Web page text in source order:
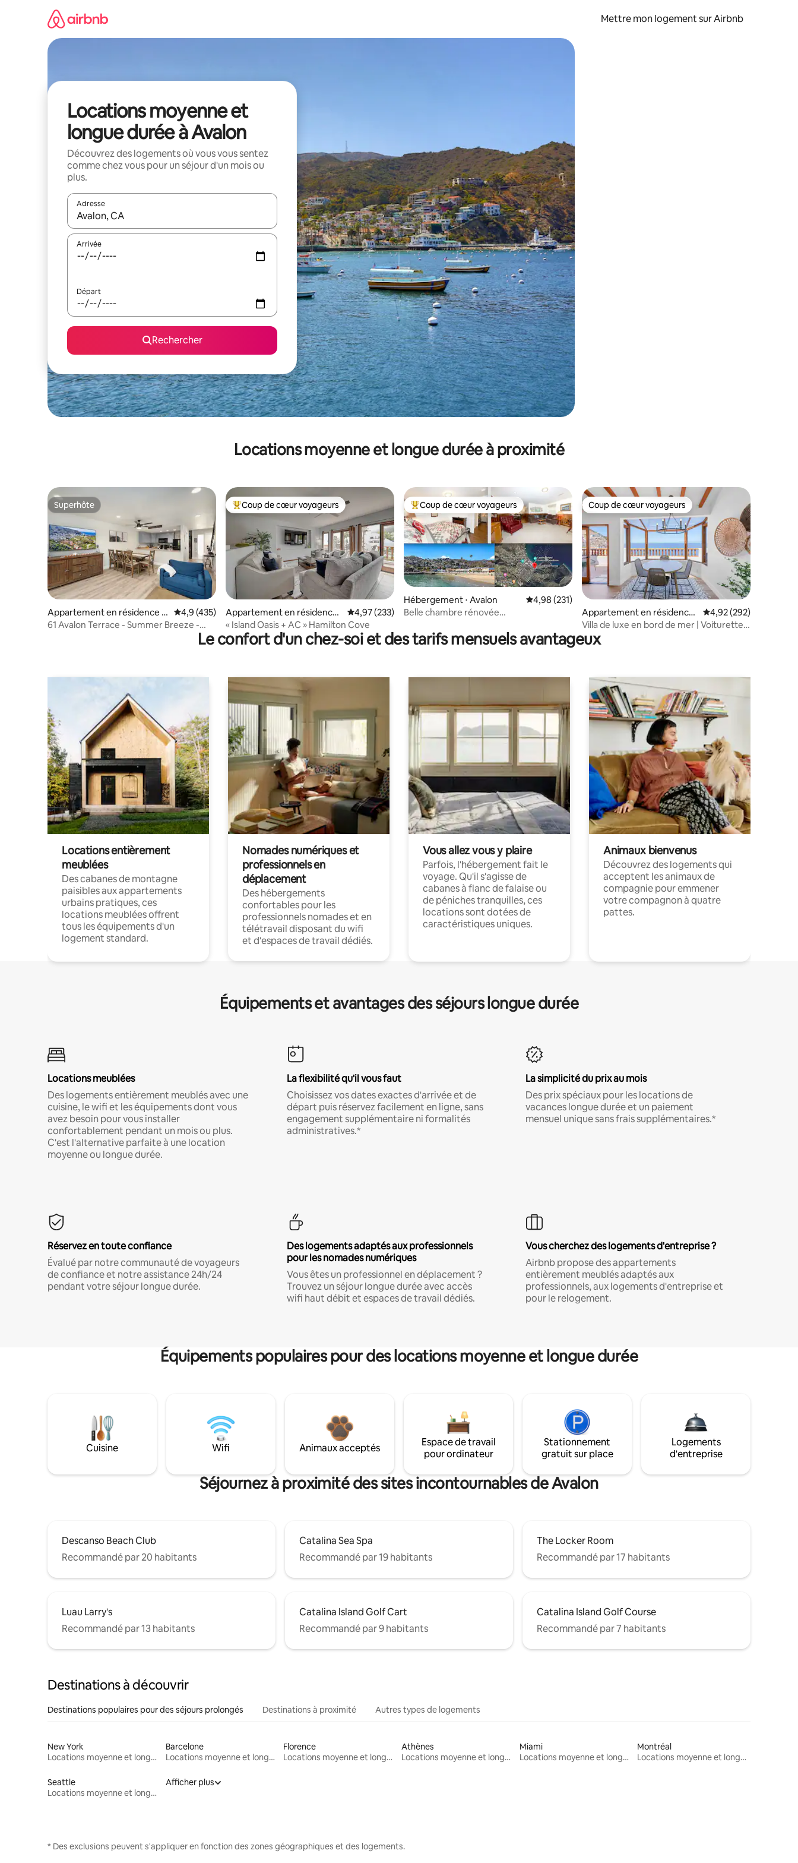
Mettre mon logement sur Airbnb
Locations moyenne et
longue durée à Avalon
Découvrez des logements où vous vous sentez
comme chez vous pour un séjour d'un mois ou
plus.
Adresse
Lorsque les résultats s'affichent, utilisez les flèches vers le haut et vers le bas pour les parcourir ou en appuyant et en faisant glisser.
Arrivée
Départ
Rechercher
Locations moyenne et longue durée à proximité
Superhôte
Superhôte
Appartement en résidence ⋅
Avalon
Évaluation moyenne sur la base de 435 commentaires : 4,9 sur 5
4,9 (435)
61 Avalon Terrace - Summer Breeze -
Coups de cœur voyageurs les plus appréciés
Coup de cœur voyageurs
Appartement en résidence ⋅
Avalon
Évaluation moyenne sur la base de 233 commentaires : 4,97 sur 5
4,97 (233)
« Island Oasis + AC » Hamilton Cove
Coups de cœur voyageurs les plus appréciés
Coup de cœur voyageurs
Hébergement ⋅ Avalon Évaluation moyenne sur la base de 231 commentaires : 4,98 sur 5
4,98 (231)
Belle chambre rénovée
proche de la plage !*
Coup de cœur voyageurs
Coup de cœur voyageurs
Appartement en résidence
⋅ Avalon
Évaluation moyenne
4,92 (292)
Villa de luxe en bord de mer | Voiturette
de golf + vue sur l'île
Le confort d'un chez-soi et des tarifs mensuels avantageux
Locations entièrement
meublées
Des cabanes de montagne
paisibles aux appartements
urbains pratiques, ces
locations meublées offrent
tous les équipements d'un
logement standard.
Nomades numériques et
professionnels en
déplacement
Des hébergements
confortables pour les
professionnels nomades et en
télétravail disposant du wifi
et d'espaces de travail dédiés.
Vous allez vous y plaire
Parfois, l'hébergement fait le
voyage. Qu'il s'agisse de
cabanes à flanc de falaise ou
de péniches tranquilles, ces
locations sont dotées de
caractéristiques uniques.
Animaux bienvenus
Découvrez des logements qui
acceptent les animaux de
compagnie pour emmener
votre compagnon à quatre
pattes.
Équipements et avantages des séjours longue durée
Locations meublées
Des logements entièrement meublés avec une
cuisine, le wifi et les équipements dont vous
avez besoin pour vous installer
confortablement pendant un mois ou plus.
C'est l'alternative parfaite à une location
moyenne ou longue durée.
La flexibilité qu'il vous faut
Choisissez vos dates exactes d'arrivée et de
départ puis réservez facilement en ligne, sans
engagement supplémentaire ni formalités
administratives.*
La simplicité du prix au mois
Des prix spéciaux pour les locations de
vacances longue durée et un paiement
mensuel unique sans frais supplémentaires.*
Réservez en toute confiance
Évalué par notre communauté de voyageurs
de confiance et notre assistance 24h/24
pendant votre séjour longue durée.
Des logements adaptés aux professionnels
pour les nomades numériques
Vous êtes un professionnel en déplacement ?
Trouvez un séjour longue durée avec accès
wifi haut débit et espaces de travail dédiés.
Vous cherchez des logements d'entreprise ?
Airbnb propose des appartements
entièrement meublés adaptés aux
professionnels, aux logements d'entreprise et
pour le relogement.
Équipements populaires pour des locations moyenne et longue durée
Cuisine Wifi Animaux acceptés
Espace de travail
pour ordinateur
Stationnement
gratuit sur place
Logements
d'entreprise
Séjournez à proximité des sites incontournables de Avalon
Descanso Beach Club
Recommandé par 20 habitants
Catalina Sea Spa
Recommandé par 19 habitants
The Locker Room
Recommandé par 17 habitants
Luau Larry's
Recommandé par 13 habitants
Catalina Island Golf Cart
Recommandé par 9 habitants
Catalina Island Golf Course
Recommandé par 7 habitants
Destinations à découvrir
Destinations populaires pour des séjours prolongés Destinations à proximité Autres types de logements
New York
Locations moyenne et longue durée
Barcelone
Locations moyenne et longue durée
Florence
Locations moyenne et longue durée
Athènes
Locations moyenne et longue durée
Miami
Locations moyenne et longue durée
Montréal
Locations moyenne et longue durée
Seattle
Locations moyenne et longue durée
Afficher plus
* Des exclusions peuvent s'appliquer en fonction des zones géographiques et des logements.